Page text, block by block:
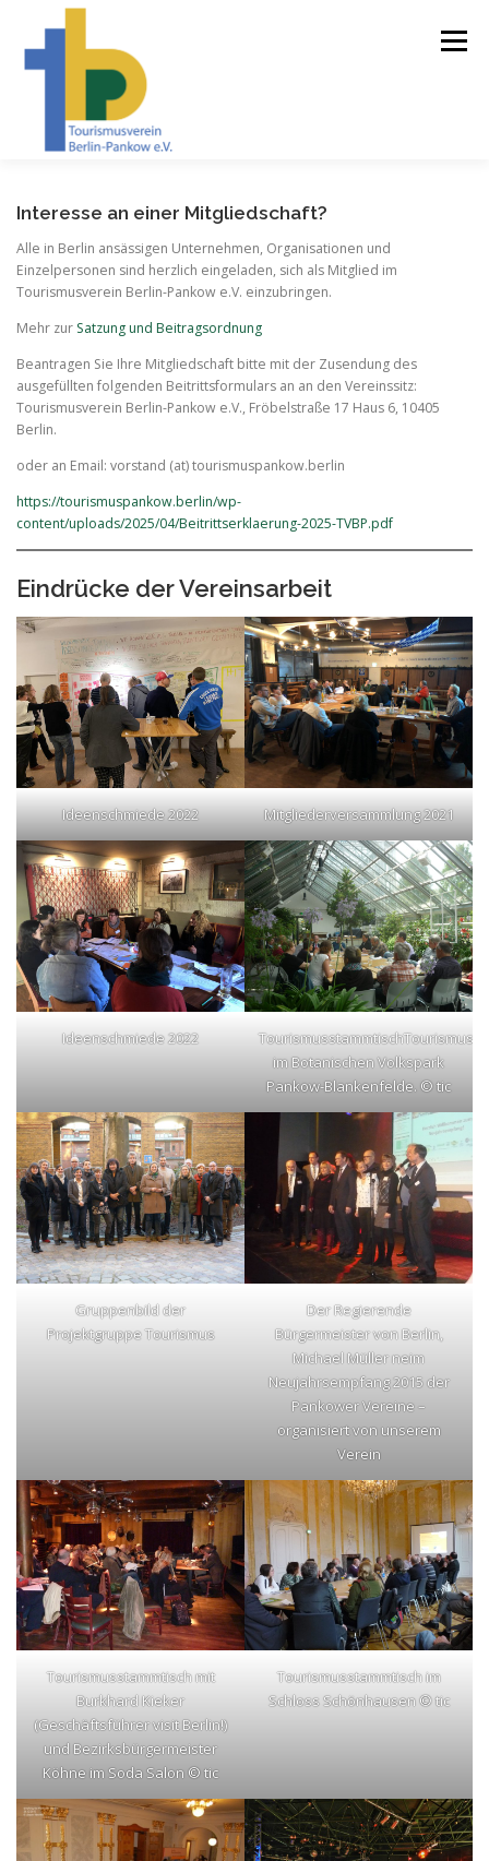
springen
Menü
ÜBER UNS
Interesse an einer Mitgliedschaft?
Alle in Berlin ansässigen Unternehmen, Organisationen und
Einzelpersonen sind herzlich eingeladen, sich als Mitglied im
Tourismusverein Berlin-Pankow e.V. einzubringen.
Mehr zur Satzung und Beitragsordnung
Beantragen Sie Ihre Mitgliedschaft bitte mit der Zusendung des
ausgefüllten folgenden Beitrittsformulars an an den Vereinssitz:
Tourismusverein Berlin-Pankow e.V., Fröbelstraße 17 Haus 6, 10405
Berlin.
oder an Email: vorstand (at) tourismuspankow.berlin
https://tourismuspankow.berlin/wp-
content/uploads/2025/04/Beitrittserklaerung-2025-TVBP.pdf
Eindrücke der Vereinsarbeit
Ideenschmiede 2022 Mitgliederversammlung 2021
Ideenschmiede 2022
im Botanischen Volkspark
Pankow-Blankenfelde. © tic
Gruppenbild der
Projektgruppe Tourismus
Der Regierende
Bürgermeister von Berlin,
Michael Müller neim
Neujahrsempfang 2015 der
Pankower Vereine –
organisiert von unserem
Verein
Tourismusstammtisch mit
Burkhard Kieker
(Geschäftsführer visit Berlin!)
und Bezirksbürgermeister
Köhne im Soda Salon © tic
Tourismusstammtisch im
Schloss Schönhausen © tic